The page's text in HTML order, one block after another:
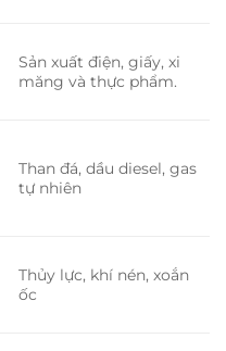
Sản xuất điện, giấy, xi
măng và thực phẩm.
Than đá, dầu diesel, gas
tự nhiên
Thủy lực, khí nén, xoắn
ốc